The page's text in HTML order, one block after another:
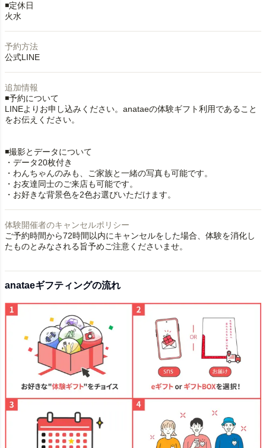
◾️定休日
火水
予約方法
公式LINE
追加情報
◾️予約について
LINEよりお申し込みください。anataeの体験ギフト利用であること
をお伝えください。
◾️撮影とデータについて
・データ20枚付き
・わんちゃんのみも、ご家族と一緒の写真も可能です。
・お友達同士のご来店も可能です。
・お好きな背景色を2色お選びいただけます。
体験開催者のキャンセルポリシー
ご予約時間から72時間以内にキャンセルをした場合、体験を消化し
たものとみなされる旨予めご注意くださいませ。
anataeギフティングの流れ